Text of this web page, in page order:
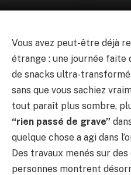
Vous avez peut-être déjà
étrange : une journée faite
de snacks ultra-
sans que vous sachiez
tout paraît plus sombre,
“rien passé de grave”
quelque chose a agi dans
Des travaux menés sur
personnes montrent